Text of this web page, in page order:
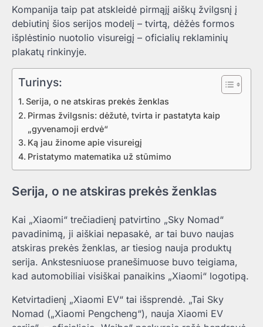
Kompanija taip pat atskleidė pirmąjį aiškų žvilgsnį į
debiutinį šios serijos modelį – tvirtą, dėžės formos
išplėstinio nuotolio visureigį – oficialių reklaminių
plakatų rinkinyje.
Turinys:
Serija, o ne atskiras prekės ženklas
Pirmas žvilgsnis: dėžutė, tvirta ir pastatyta kaip
„gyvenamoji erdvė“
Ką jau žinome apie visureigį
Pristatymo matematika už stūmimo
Serija, o ne atskiras prekės ženklas
Kai „Xiaomi“ trečiadienį patvirtino „Sky Nomad“
pavadinimą, ji aiškiai nepasakė, ar tai buvo naujas
atskiras prekės ženklas, ar tiesiog nauja produktų
serija. Ankstesniuose pranešimuose buvo teigiama,
kad automobiliai visiškai panaikins „Xiaomi“ logotipą.
Ketvirtadienį „Xiaomi EV“ tai išsprendė. „Tai Sky
Nomad („Xiaomi Pengcheng“), nauja Xiaomi EV